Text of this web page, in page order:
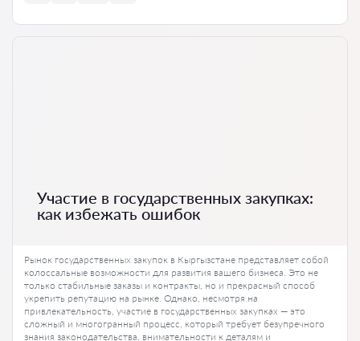
Участие в государственных закупках:
как избежать ошибок
Рынок государственных закупок в Кыргызстане представляет собой
колоссальные возможности для развития вашего бизнеса. Это не
только стабильные заказы и контракты, но и прекрасный способ
укрепить репутацию на рынке. Однако, несмотря на
привлекательность, участие в государственных закупках — это
сложный и многогранный процесс, который требует безупречного
знания законодательства, внимательности к деталям и